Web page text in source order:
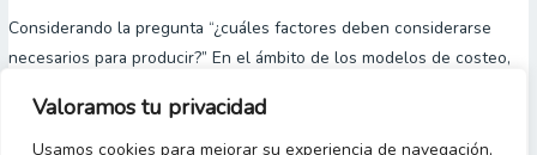
Valoramos tu privacidad
Usamos cookies para mejorar su experiencia de navegación,
Considerando la pregunta “¿cuáles factores deben considerarse
necesarios para producir?” En el ámbito de los modelos de costeo,
en alguna de las acciones del proceso de producción de dónde
surge el objeto costeado”. Esto es la base del “modelo de costeo
“necesidad
cualitativa”
modelos